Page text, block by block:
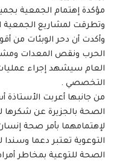
مؤكدة إهتمام الجمعية
وتطرقت لمشاريع الجمعية
وأكدت أن دحر الوبئات من
الحرب ونقص المعدات
العام سيشهد إجراء
التخصصي .
من جانبها أعربت الأستاذة
الصحة بالجزيرة عن
لإهتمامهما بأمر صحة
التوعوية تعتبر دعما وسندا
الصحة للتوعية بمخاطر